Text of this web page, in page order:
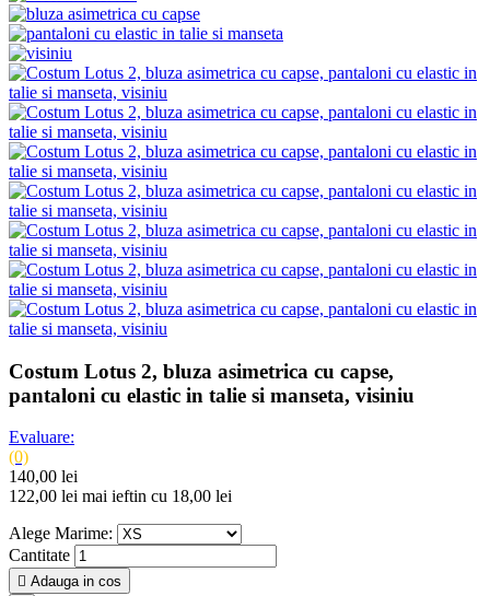
Costum Lotus 2, bluza asimetrica cu capse,
pantaloni cu elastic in talie si manseta, visiniu
Evaluare:
(0)
140,00 lei
122,00 lei mai ieftin cu 18,00 lei
Alege Marime:
Cantitate
 Adauga in cos